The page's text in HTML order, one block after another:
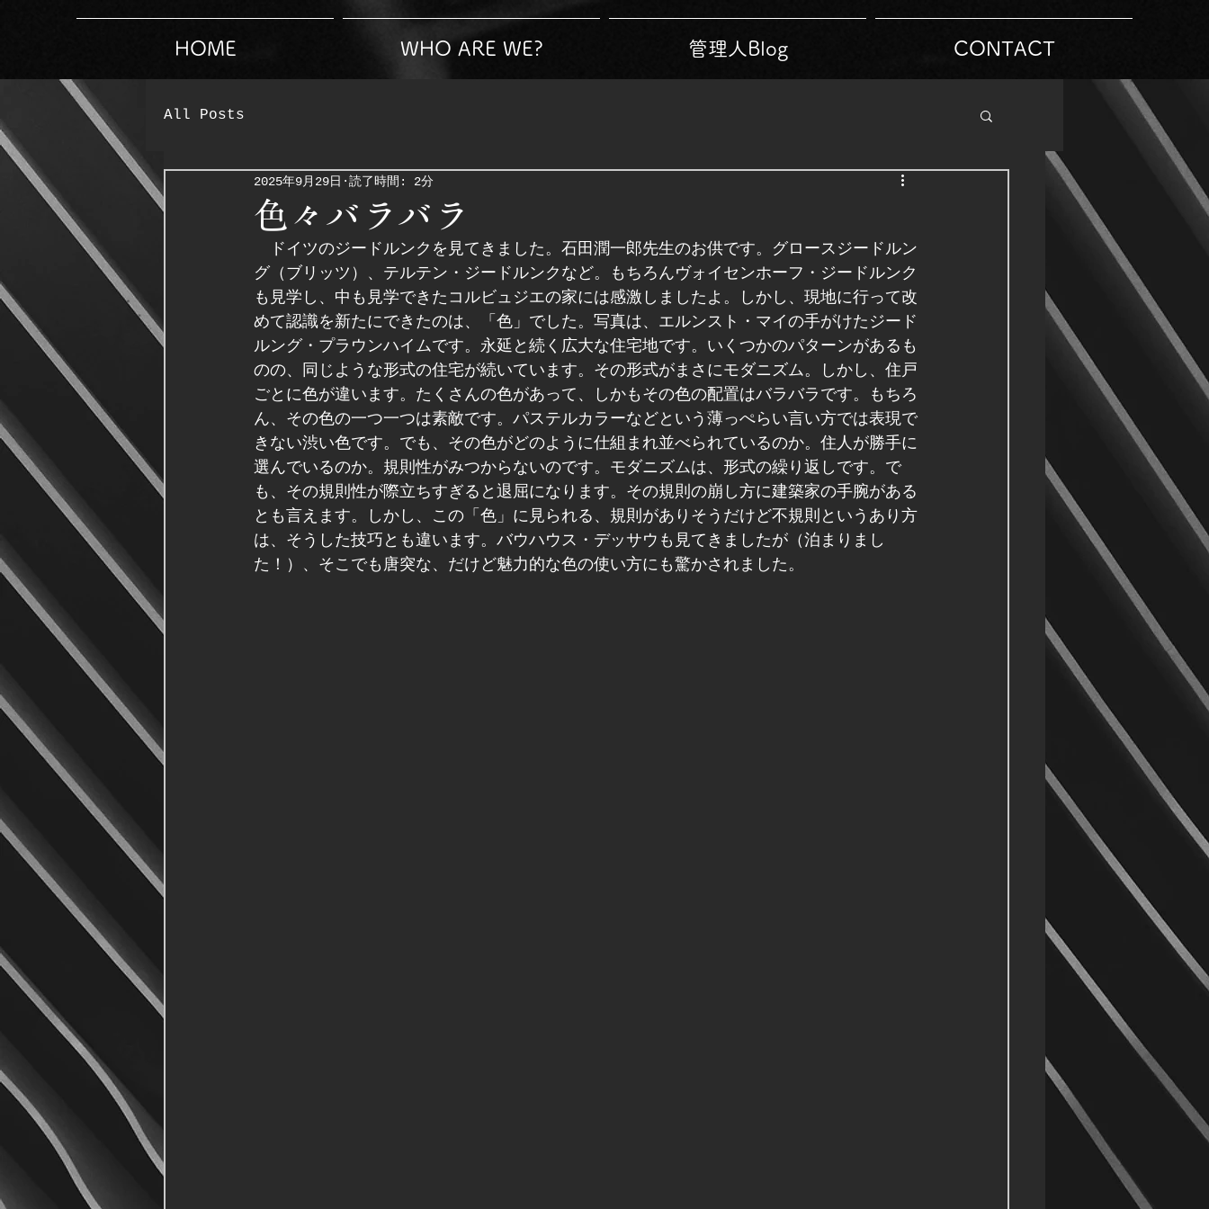
HOME WHO ARE WE? 管理人Blog CONTACT
All Posts
色々バラバラ
2025年9月29日 読了時間: 2分
ドイツのジードルンクを見てきました。石田潤一郎先生のお供です。グロースジードルン
グ（ブリッツ）、テルテン・ジードルンクなど。もちろんヴォイセンホーフ・ジードルンク
も見学し、中も見学できたコルビュジエの家には感激しましたよ。しかし、現地に行って改
めて認識を新たにできたのは、「色」でした。写真は、エルンスト・マイの手がけたジード
ルング・プラウンハイムです。永延と続く広大な住宅地です。いくつかのパターンがあるも
のの、同じような形式の住宅が続いています。その形式がまさにモダニズム。しかし、住戸
ごとに色が違います。たくさんの色があって、しかもその色の配置はバラバラです。もちろ
ん、その色の一つ一つは素敵です。パステルカラーなどという薄っぺらい言い方では表現で
きない渋い色です。でも、その色がどのように仕組まれ並べられているのか。住人が勝手に
選んでいるのか。規則性がみつからないのです。モダニズムは、形式の繰り返しです。で
も、その規則性が際立ちすぎると退屈になります。その規則の崩し方に建築家の手腕がある
とも言えます。しかし、この「色」に見られる、規則がありそうだけど不規則というあり方
は、そうした技巧とも違います。バウハウス・デッサウも見てきましたが（泊まりまし
た！）、そこでも唐突な、だけど魅力的な色の使い方にも驚かされました。